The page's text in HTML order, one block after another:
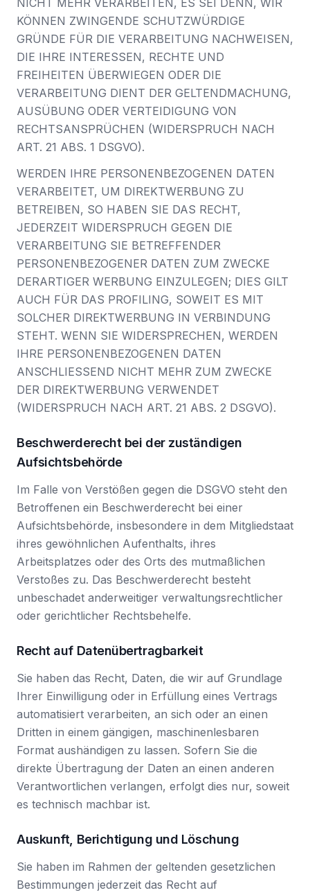
NICHT MEHR VERARBEITEN, ES SEI DENN, WIR
KÖNNEN ZWINGENDE SCHUTZWÜRDIGE
GRÜNDE FÜR DIE VERARBEITUNG NACHWEISEN,
DIE IHRE INTERESSEN, RECHTE UND
FREIHEITEN ÜBERWIEGEN ODER DIE
VERARBEITUNG DIENT DER GELTENDMACHUNG,
AUSÜBUNG ODER VERTEIDIGUNG VON
RECHTSANSPRÜCHEN (WIDERSPRUCH NACH
ART. 21 ABS. 1 DSGVO).
WERDEN IHRE PERSONENBEZOGENEN DATEN
VERARBEITET, UM DIREKTWERBUNG ZU
BETREIBEN, SO HABEN SIE DAS RECHT,
JEDERZEIT WIDERSPRUCH GEGEN DIE
VERARBEITUNG SIE BETREFFENDER
PERSONENBEZOGENER DATEN ZUM ZWECKE
DERARTIGER WERBUNG EINZULEGEN; DIES GILT
AUCH FÜR DAS PROFILING, SOWEIT ES MIT
SOLCHER DIREKTWERBUNG IN VERBINDUNG
STEHT. WENN SIE WIDERSPRECHEN, WERDEN
IHRE PERSONENBEZOGENEN DATEN
ANSCHLIESSEND NICHT MEHR ZUM ZWECKE
DER DIREKTWERBUNG VERWENDET
(WIDERSPRUCH NACH ART. 21 ABS. 2 DSGVO).
Beschwerde­recht bei der zuständigen
Aufsichts­behörde
Im Falle von Verstößen gegen die DSGVO steht den
Betroffenen ein Beschwerderecht bei einer
Aufsichtsbehörde, insbesondere in dem Mitgliedstaat
ihres gewöhnlichen Aufenthalts, ihres
Arbeitsplatzes oder des Orts des mutmaßlichen
Verstoßes zu. Das Beschwerderecht besteht
unbeschadet anderweitiger verwaltungsrechtlicher
oder gerichtlicher Rechtsbehelfe.
Recht auf Daten­übertrag­barkeit
Sie haben das Recht, Daten, die wir auf Grundlage
Ihrer Einwilligung oder in Erfüllung eines Vertrags
automatisiert verarbeiten, an sich oder an einen
Dritten in einem gängigen, maschinenlesbaren
Format aushändigen zu lassen. Sofern Sie die
direkte Übertragung der Daten an einen anderen
Verantwortlichen verlangen, erfolgt dies nur, soweit
es technisch machbar ist.
Auskunft, Berichtigung und Löschung
Sie haben im Rahmen der geltenden gesetzlichen
Bestimmungen jederzeit das Recht auf